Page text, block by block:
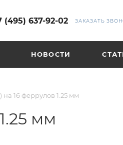
(495) 637-92-02 ЗАКАЗАТЬ
НОВОСТИ
на 16 феррулов 1.25 мм
мм